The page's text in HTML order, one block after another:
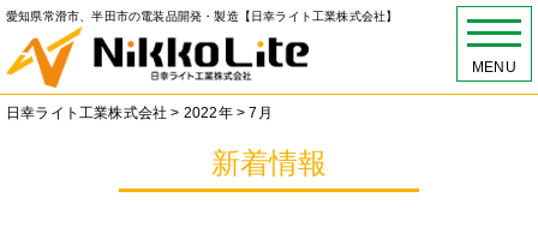
愛知県常滑市、半田市の電装品開発・製造【日幸ライト工業株式会社】
MENU
日幸ライト工業株式会社 > 2022年>7月
新着情報